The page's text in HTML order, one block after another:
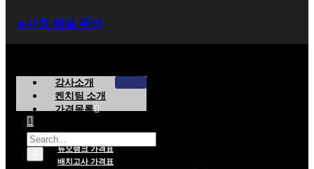
⁕사칭 채널 주의
강사소개
켄치팀 소개
가격목록
듀오랭크 가격표
배치고사 가격표